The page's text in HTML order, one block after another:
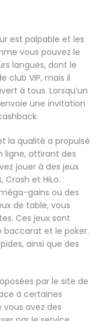
est palpable et les
vous pouvez le
langues, dont le
club VIP, mais il
à tous. Lorsqu’un
une invitation
la qualité a propulsé
ligne, attirant des
jouer à des jeux
Crash et HiLo.
gains ou des
de table, vous
Ces jeux sont
baccarat et le poker.
ainsi que des
par le site de
à certaines
avez des